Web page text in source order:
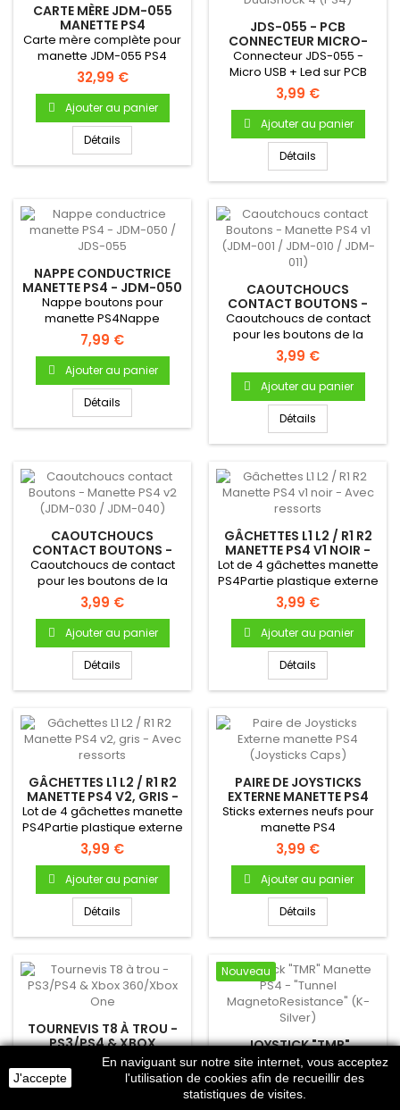
CARTE MÈRE JDM-055
MANETTE PS4
Carte mère complète pour
manette JDM-055 PS4
32,99 €
Ajouter au panier
Détails
JDS-055 - PCB
CONNECTEUR MICRO-
USB DUALSHOCK 4 (PS4)
Connecteur JDS-055 -
Micro USB + Led sur PCB
pour manette
PS4Référence...
3,99 €
Ajouter au panier
Détails
NAPPE CONDUCTRICE
MANETTE PS4 - JDM-050
/ JDS-055
Nappe boutons pour
manette PS4Nappe
conductrice boutons
manette PS4 Pour...
7,99 €
Ajouter au panier
Détails
CAOUTCHOUCS
CONTACT BOUTONS -
MANETTE PS4 V1 (JDM-
001 / JDM-010 / JDM-011)
Caoutchoucs de contact
pour les boutons de la
manette PS4, v1 (JDM-001 /...
3,99 €
Ajouter au panier
Détails
CAOUTCHOUCS
CONTACT BOUTONS -
MANETTE PS4 V2 (JDM-
030 / JDM-040)
Caoutchoucs de contact
pour les boutons de la
manette PS4 v2 (modèles
JDM-030...
3,99 €
Ajouter au panier
Détails
GÂCHETTES L1 L2 / R1 R2
MANETTE PS4 V1 NOIR -
AVEC RESSORTS
Lot de 4 gâchettes manette
PS4Partie plastique externe
Gâchettes L1/L2 et...
3,99 €
Ajouter au panier
Détails
GÂCHETTES L1 L2 / R1 R2
MANETTE PS4 V2, GRIS -
AVEC RESSORTS
Lot de 4 gâchettes manette
PS4Partie plastique externe
Gâchettes L1, L2, R1...
3,99 €
Ajouter au panier
Détails
PAIRE DE JOYSTICKS
EXTERNE MANETTE PS4
(JOYSTICKS CAPS)
Sticks externes neufs pour
manette PS4
3,99 €
Ajouter au panier
Détails
TOURNEVIS T8 À TROU -
PS3/PS4 & XBOX
360/XBOX ONE
Tournevis T8 à trou pour le
démontage des consoles
PS3/PS4 & Xbox 360 / Xbox
Nouveau
JOYSTICK "TMR"
MANETTE PS4 - "TUNNEL
MAGNETORESISTANCE"
(K-SILVER)
Bloc Joystick "TMR" (Tunnel
MagnetoResistance), pour
J'accepte
En naviguant sur notre site internet, vous acceptez
l'utilisation de cookies afin de recueillir des
statistiques de visites.